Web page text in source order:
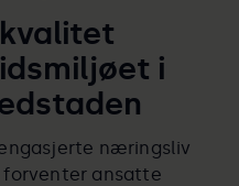
i
næringsliv
forventer ansatte